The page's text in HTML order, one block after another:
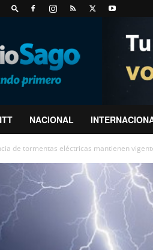
NACIONAL
de tormentas eléctricas mantienen